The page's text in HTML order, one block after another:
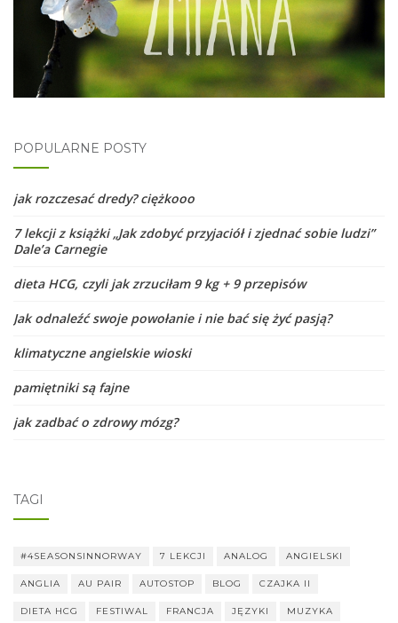
POPULARNE POSTY
jak rozczesać dredy? ciężkooo
7 lekcji z książki „Jak zdobyć przyjaciół i zjednać sobie ludzi”
Dale’a Carnegie
dieta HCG, czyli jak zrzuciłam 9 kg + 9 przepisów
Jak odnaleźć swoje powołanie i nie bać się żyć pasją?
klimatyczne angielskie wioski
pamiętniki są fajne
jak zadbać o zdrowy mózg?
TAGI
#4SEASONSINNORWAY 7 LEKCJI ANALOG ANGIELSKI
ANGLIA AU PAIR AUTOSTOP BLOG CZAJKA II
DIETA HCG FESTIWAL FRANCJA JĘZYKI MUZYKA